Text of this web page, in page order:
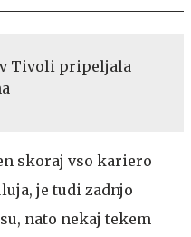
Tivoli pripeljala
skoraj vso kariero
je tudi zadnjo
nato nekaj tekem